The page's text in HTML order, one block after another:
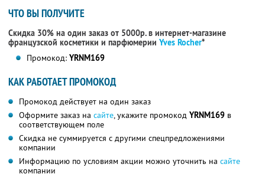
ЧТО ВЫ ПОЛУЧИТЕ
Скидка 30% на один заказ от 5000р. в интернет-магазине
французской косметики и парфюмерии Yves Rocher*
Промокод: YRNM169
КАК РАБОТАЕТ ПРОМОКОД
Промокод действует на один заказ
Оформите заказ на сайте, укажите промокод YRNM169 в
соответствующем поле
Скидка не суммируется с другими спецпредложениями
компании
Информацию по условиям акции можно уточнить на сайте
компании